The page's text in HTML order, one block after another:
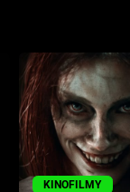
KINOFILMY